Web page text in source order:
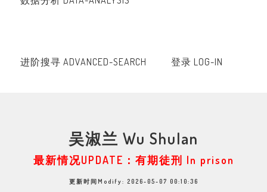
进阶搜寻 ADVANCED-SEARCH 登录 LOG-IN
吴淑兰 Wu Shulan
最新情况UPDATE：有期徒刑 In prison
更新时间Modify: 2026-05-07 00:10:36